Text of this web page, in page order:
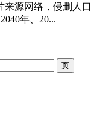
来源网络，侵删人口
年、20...